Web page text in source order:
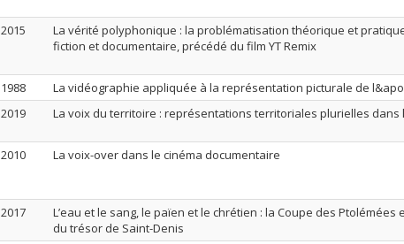
2015
La vérité polyphonique : la problématisation théorique et
fiction et documentaire, précédé du film YT Remix
1988 La vidéographie appliquée à la représentation picturale de
2019
La voix du territoire : représentations territoriales plurielles dans
2010 La voix-over dans le cinéma documentaire
2017
L’eau et le sang, le païen et le chrétien : la Coupe des
du trésor de Saint-Denis